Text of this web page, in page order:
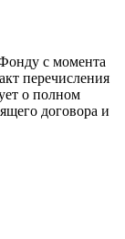
с момента
перечисления
о полном
договора и